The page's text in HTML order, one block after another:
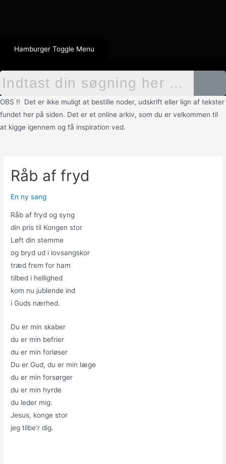
Hamburger Toggle Menu
OBS !! Det er ikke muligt at bestille noder, udskrift eller lign af tekster
fundet her på siden. Det er et online arkiv, som du er velkommen til
at kigge igennem og få inspiration ved.
Råb af fryd
En ny sang
Råb af fryd og syng
din pris til Kongen stor
Løft din stemme
og bryd ud i lovsangskor
træd frem for ham
tilbed i hellighed
kom nu jublende ind
i Guds nærhed.
Du er min skaber
du er min befrier
du er min forløser
Du er Gud, du er min læge
du er min forsørger
du er min hyrde
du leder mig.
Jesus, konge stor
jeg tilbe’r dig.